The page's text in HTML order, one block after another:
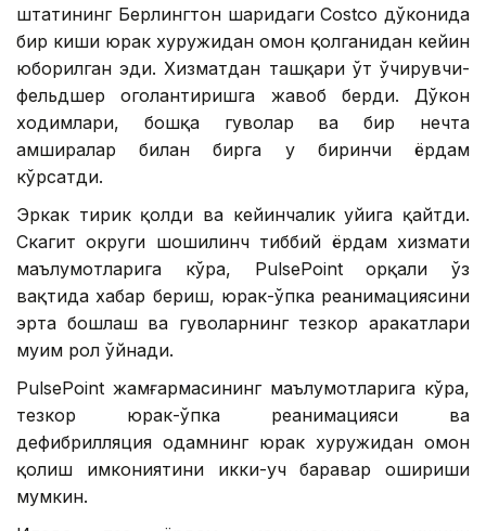
штатининг Берлингтон шаҳридаги Costco дўконида
бир киши юрак хуружидан омон қолганидан кейин
юборилган эди. Хизматдан ташқари ўт ўчирувчи-
фельдшер огоҳлантиришга жавоб берди. Дўкон
ходимлари, бошқа гувоҳлар ва бир нечта
ҳамширалар билан бирга у биринчи ёрдам
кўрсатди.
Эркак тирик қолди ва кейинчалик уйига қайтди.
Скагит округи шошилинч тиббий ёрдам хизмати
маълумотларига кўра, PulsePoint орқали ўз
вақтида хабар бериш, юрак-ўпка реанимациясини
эрта бошлаш ва гувоҳларнинг тезкор ҳаракатлари
муҳим рол ўйнади.
PulsePoint жамғармасининг маълумотларига кўра,
тезкор юрак-ўпка реанимацияси ва
дефибрилляция одамнинг юрак хуружидан омон
қолиш имкониятини икки-уч баравар ошириши
мумкин.